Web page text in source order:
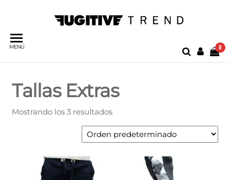
0
MENÚ
Tallas Extras
Mostrando los 3 resultados